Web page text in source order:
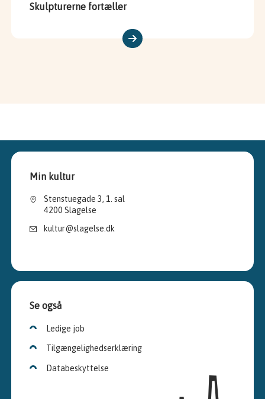
Skulpturerne fortæller
Min kultur
Stenstuegade 3, 1. sal
4200 Slagelse
kultur@slagelse.dk
Se også
Ledige job
Tilgængelighedserklæring
Databeskyttelse